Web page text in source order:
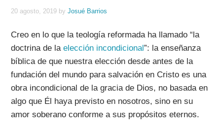
20 agosto, 2019 byJosué Barrios
Creo en lo que la teología reformada ha llamado “la
doctrina de laelección incondicional”: la enseñanza
bíblica de que nuestra elección desde antes de la
fundación del mundo para salvación en Cristo es una
obra incondicional de la gracia de Dios, no basada en
algo que Él haya previsto en nosotros, sino en su
amor soberano conforme a sus propósitos eternos.